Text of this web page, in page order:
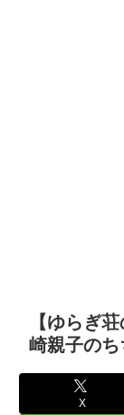
【ゆらぎ
崎親子のち
X